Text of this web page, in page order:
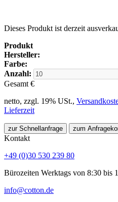
Dieses Produkt ist derzeit
Produkt
Hersteller:
Farbe:
Anzahl:
Gesamt €
netto, zzgl. 19% USt.,
Lieferzeit
zur Schnellanfrage zum
Kontakt
+49 (0)30 530 239 80
Bürozeiten Werktags von 8:30 bis
info@cotton.de